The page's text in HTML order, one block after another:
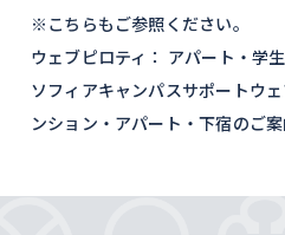
※こちらもご参照ください。
ウェブピロティ： アパート・学
ソフィアキャンパスサポートウ
ンション・アパート・下宿のご